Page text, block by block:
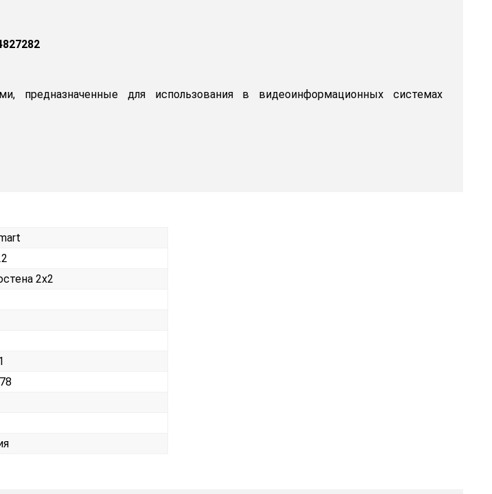
предназначенные для использования в видеоинформационных системах
2х2